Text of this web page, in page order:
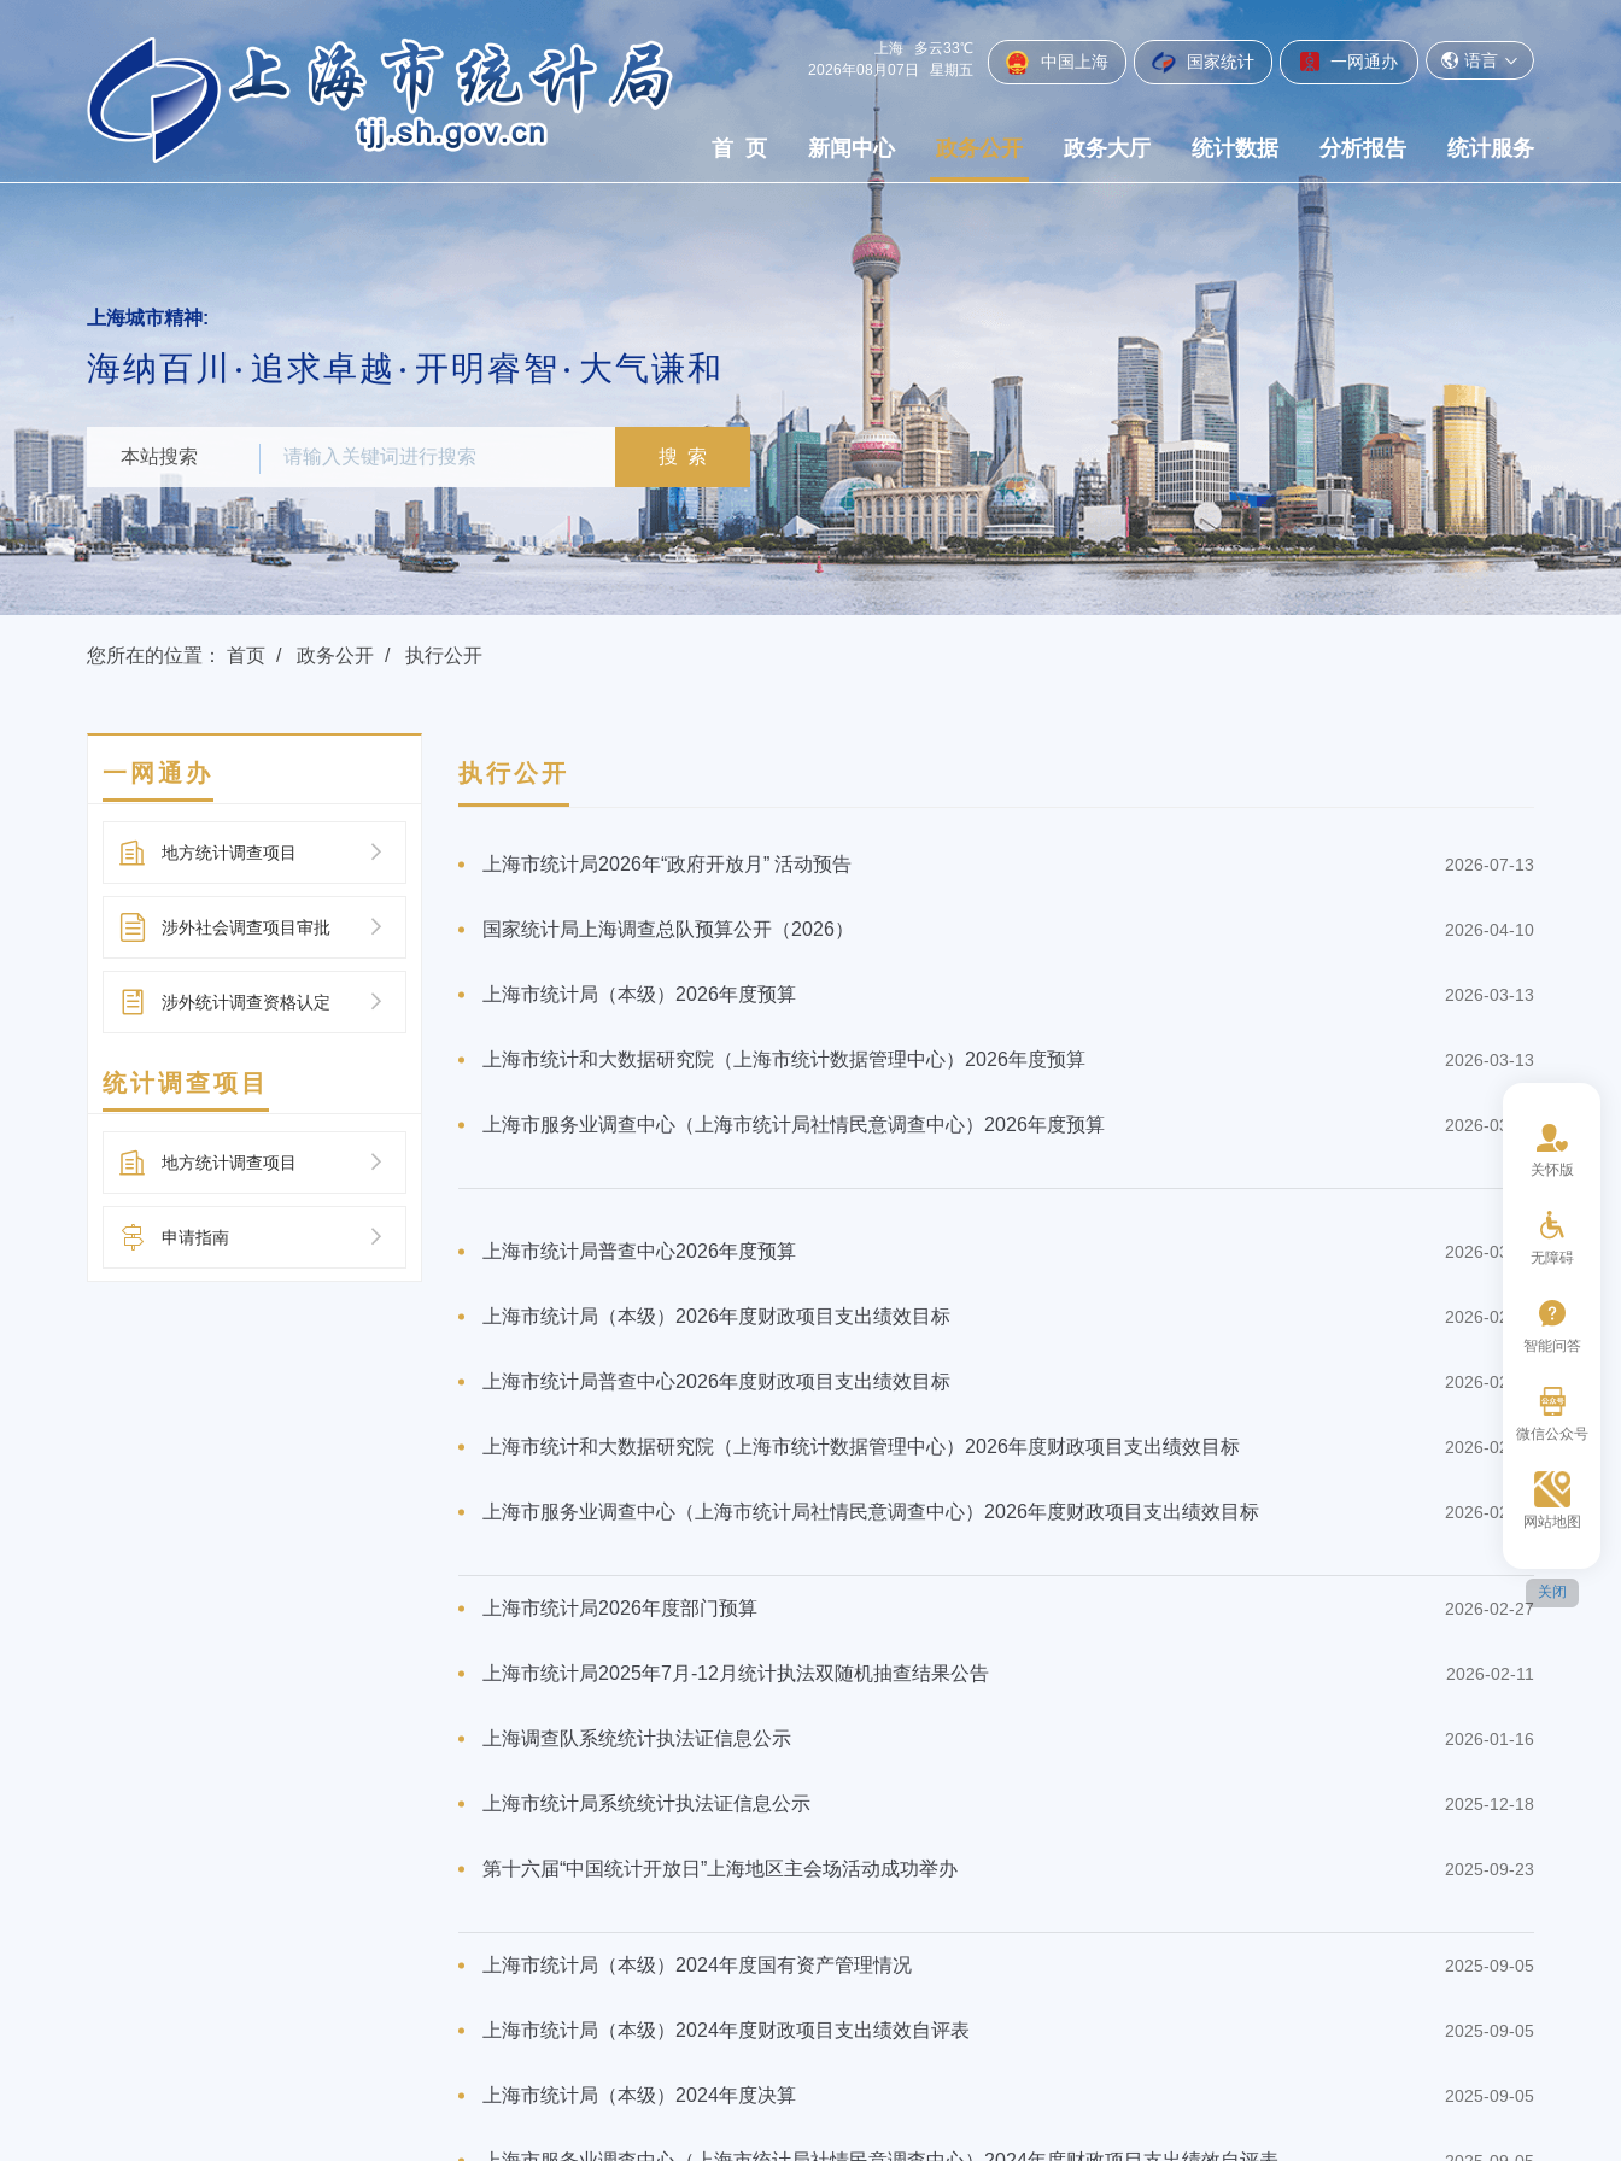
区
上海 多云33℃
2026年08月07日
星期五 中国上海 国家统计 一网通办 语言
首 页 新闻中心 政务公开 政务大厅 统计数据 分析报告 统计服务
上海城市精神:
海纳百川 追求卓越 开明睿智 大气谦和
本站搜索 搜 索
您所在的位置： 首页 政务公开 执行公开
一网通办
地方统计调查项目
涉外社会调查项目审批
涉外统计调查资格认定
统计调查项目
地方统计调查项目
申请指南
执行公开
上海市统计局2026年“政府开放月” 活动预告 2026-07-13
国家统计局上海调查总队预算公开（2026） 2026-04-10
上海市统计局（本级）2026年度预算 2026-03-13
上海市统计和大数据研究院（上海市统计数据管理中心）2026年度预算 2026-03-13
上海市服务业调查中心（上海市统计局社情民意调查中心）2026年度预算 2026-03-13
上海市统计局普查中心2026年度预算 2026-03-13
上海市统计局（本级）2026年度财政项目支出绩效目标 2026-02-27
上海市统计局普查中心2026年度财政项目支出绩效目标 2026-02-27
上海市统计和大数据研究院（上海市统计数据管理中心）2026年度财政项目支出绩效目标 2026-02-27
上海市服务业调查中心（上海市统计局社情民意调查中心）2026年度财政项目支出绩效目标 2026-02-27
上海市统计局2026年度部门预算 2026-02-27
上海市统计局2025年7月-12月统计执法双随机抽查结果公告 2026-02-11
上海调查队系统统计执法证信息公示 2026-01-16
上海市统计局系统统计执法证信息公示 2025-12-18
第十六届“中国统计开放日”上海地区主会场活动成功举办 2025-09-23
上海市统计局（本级）2024年度国有资产管理情况 2025-09-05
上海市统计局（本级）2024年度财政项目支出绩效自评表 2025-09-05
上海市统计局（本级）2024年度决算 2025-09-05
关怀版
无障碍
智能问答
微信公众号
网站地图
关闭